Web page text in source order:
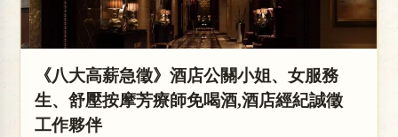
《八大高薪急徵》酒店公關小姐、女服務
生、舒壓按摩芳療師免喝酒,酒店經紀誠徵
工作夥伴